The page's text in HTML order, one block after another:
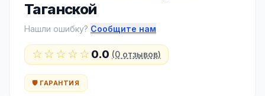
Таганской
Нашли ошибку? Сообщите нам
☆☆☆☆☆0.0 (0 отзывов)
🛡️ ГАРАНТИЯ